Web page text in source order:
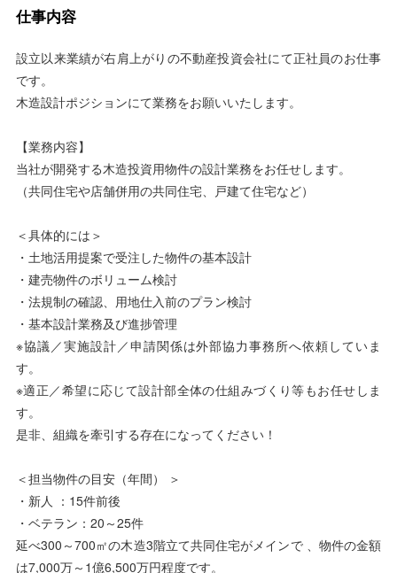
仕事内容
設立以来業績が右肩上がりの不動産投資会社にて正社員のお仕事
です。
木造設計ポジションにて業務をお願いいたします。
【業務内容】
当社が開発する木造投資用物件の設計業務をお任せします。
（共同住宅や店舗併用の共同住宅、戸建て住宅など）
＜具体的には＞
・土地活用提案で受注した物件の基本設計
・建売物件のボリューム検討
・法規制の確認、用地仕入前のプラン検討
・基本設計業務及び進捗管理
※協議／実施設計／申請関係は外部協力事務所へ依頼していま
す。
※適正／希望に応じて設計部全体の仕組みづくり等もお任せしま
す。
是非、組織を牽引する存在になってください！
＜担当物件の目安（年間） ＞
・新人 ：15件前後
・ベテラン：20～25件
延べ300～700㎡の木造3階立て共同住宅がメインで 、物件の金額
は7,000万～1億6,500万円程度です。